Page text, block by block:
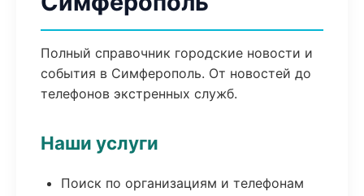
Полный справочник городские новости и
события в Симферополь. От новостей до
телефонов экстренных служб.
Наши услуги
Поиск по организациям и телефонам